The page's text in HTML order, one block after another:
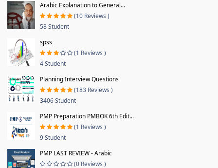
Arabic Explanation to General...
(10 Reviews )
58 Student
spss
(1 Reviews )
4 Student
Planning Interview Questions
(183 Reviews )
3406 Student
PMP Preparation PMBOK 6th Edit...
(1 Reviews )
9 Student
PMP LAST REVIEW - Arabic
(0 Reviews )